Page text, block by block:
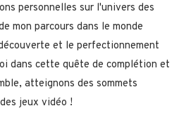
personnelles sur l'univers des
mon parcours dans le monde
et le perfectionnement
dans cette quête de complétion et
atteignons des sommets
jeux vidéo !